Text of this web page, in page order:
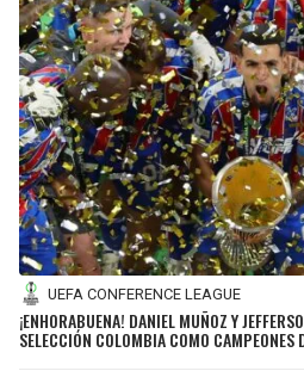
COLTS
JAGUARS
TITANS
COWBOYS
GIANTS
EAGLES
MAGIC
WIZARDS
WARRIORS
CLIPPERS
LAKERS
SUNS
UEFA CONFERENCE LEAGUE
¡ENHORABUENA! DANIEL MUÑOZ Y
SELECCIÓN COLOMBIA COMO CAMPEONES